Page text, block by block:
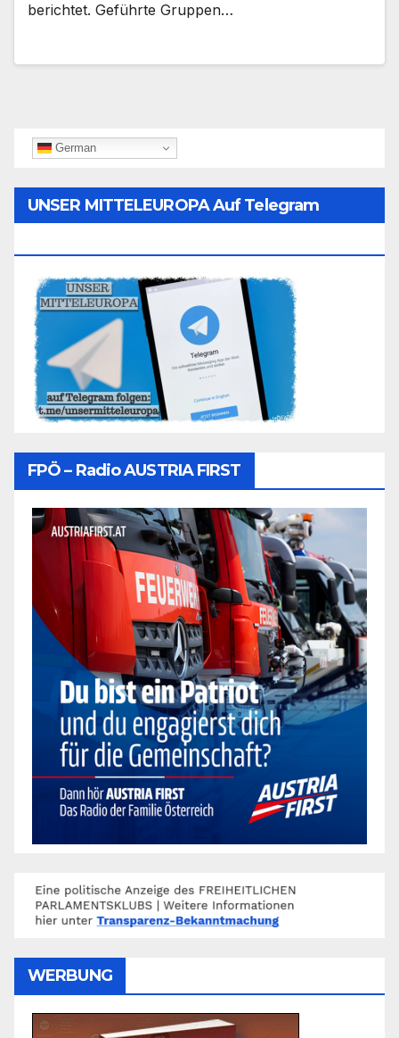
berichtet. Geführte Gruppen…
German
UNSER MITTELEUROPA Auf Telegram
FPÖ – Radio AUSTRIA FIRST
WERBUNG